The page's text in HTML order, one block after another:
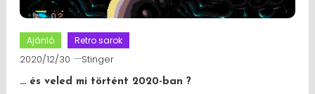
Ajánló Retro sarok
2020/12/30 Stinger
… és veled mi történt 2020-ban ?